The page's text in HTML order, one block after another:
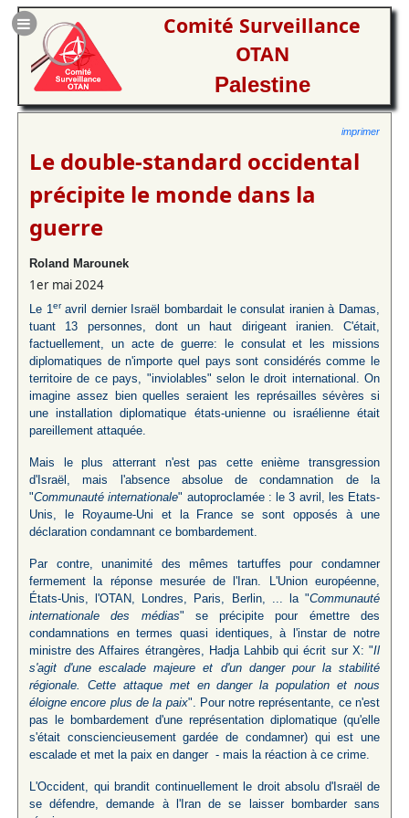
Comité Surveillance
OTAN
Palestine
imprimer
Le double-standard occidental
précipite le monde dans la
guerre
Roland Marounek
1er mai 2024
Le 1eravril dernier Israël bombardait le consulat iranien à Damas,
tuant 13 personnes, dont un haut dirigeant iranien. C'était,
factuellement, un acte de guerre: le consulat et les missions
diplomatiques de n'importe quel pays sont considérés comme le
territoire de ce pays, "inviolables" selon le droit international. On
imagine assez bien quelles seraient les représailles sévères si
une installation diplomatique états-unienne ou israélienne était
pareillement attaquée.
Mais le plus atterrant n'est pas cette enième transgression
d'Israël, mais l'absence absolue de condamnation de la
"Communauté internationale" autoproclamée : le 3 avril, les Etats-
Unis, le Royaume-Uni et la France se sont opposés à une
déclaration condamnant ce bombardement.
Par contre, unanimité des mêmes tartuffes pour condamner
fermement la réponse mesurée de l'Iran. L'Union européenne,
États-Unis, l'OTAN, Londres, Paris, Berlin, ... la "Communauté
internationale des médias" se précipite pour émettre des
condamnations en termes quasi identiques, à l'instar de notre
ministre des Affaires étrangères, Hadja Lahbib qui écrit sur X: "Il
s'agit d'une escalade majeure et d'un danger pour la stabilité
régionale. Cette attaque met en danger la population et nous
éloigne encore plus de la paix". Pour notre représentante, ce n'est
pas le bombardement d'une représentation diplomatique (qu'elle
s'était consciencieusement gardée de condamner) qui est une
escalade et met la paix en danger - mais la réaction à ce crime.
L'Occident, qui brandit continuellement le droit absolu d'Israël de
se défendre, demande à l'Iran de se laisser bombarder sans